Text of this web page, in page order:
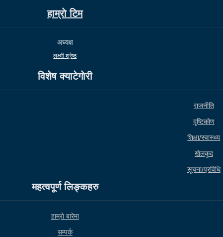
हाम्राे टिम
अध्यक्ष
लक्ष्मी श्रेष्ठ
विशेष क्याटेगाेरी
राजनीति
दृष्टिकोण
शिक्षा/स्वास्थ्य
खेलकुद
सूचना/प्रविधि
महत्वपूर्ण लिङ्कहरु
हाम्राे बारेमा
सम्पर्क